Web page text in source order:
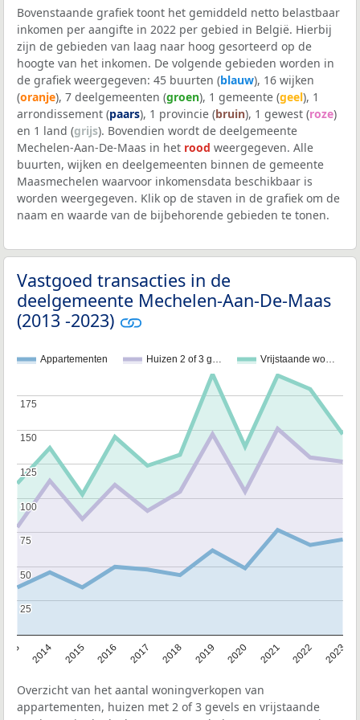
Bovenstaande grafiek toont het gemiddeld netto belastbaar
inkomen per aangifte in 2022 per gebied in België. Hierbij
zijn de gebieden van laag naar hoog gesorteerd op de
hoogte van het inkomen. De volgende gebieden worden in
de grafiek weergegeven: 45 buurten (blauw), 16 wijken
(oranje), 7 deelgemeenten (groen), 1 gemeente (geel), 1
arrondissement (paars), 1 provincie (bruin), 1 gewest (roze)
en 1 land (grijs). Bovendien wordt de deelgemeente
Mechelen-Aan-De-Maas in het rood weergegeven. Alle
buurten, wijken en deelgemeenten binnen de gemeente
Maasmechelen waarvoor inkomensdata beschikbaar is
worden weergegeven. Klik op de staven in de grafiek om de
naam en waarde van de bijbehorende gebieden te tonen.
Vastgoed transacties in de
deelgemeente Mechelen-Aan-De-Maas
(2013 -2023)
Appartementen Huizen 2 of 3 g… Vrijstaande wo…
2014 2015 2016 2017 2018 2019 2020 2021 2022 2023
25
25
50
50
75
75
100
100
125
125
150
150
175
175
Overzicht van het aantal woningverkopen van
appartementen, huizen met 2 of 3 gevels en vrijstaande